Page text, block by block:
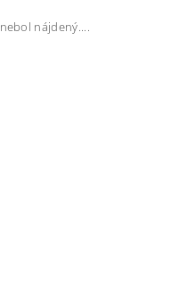
nebol nájdený....